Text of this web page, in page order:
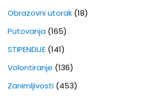
Obrazovni utorak (18)
Putovanja (165)
STIPENDIJE (141)
Volontiranje (136)
Zanimljivosti (453)